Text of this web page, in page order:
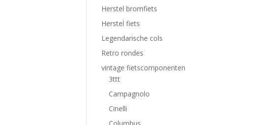
Herstel bromfiets
Herstel fiets
Legendarische cols
Retro rondes
vintage fietscomponenten
3ttt
Campagnolo
Cinelli